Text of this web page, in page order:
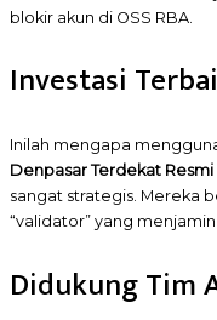
blokir akun di OSS RBA.
Investasi
Inilah mengapa
Denpasar Terdekat Resmi
sangat strategis. Mereka
“validator” yang
Didukung Tim